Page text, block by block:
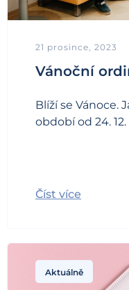
21 prosince, 2023
Vánoční
Blíží se Vánoce.
období od 24.
Číst více
Aktuálně